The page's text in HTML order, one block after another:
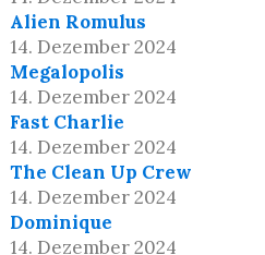
Alien Romulus
14. Dezember 2024
Megalopolis
14. Dezember 2024
Fast Charlie
14. Dezember 2024
The Clean Up Crew
14. Dezember 2024
Dominique
14. Dezember 2024